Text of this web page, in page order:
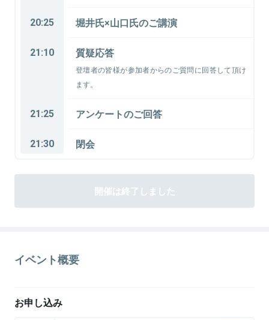
20:25 堀井氏×山口氏のご講演
21:10 質疑応答
登壇者の皆様が参加者からのご質問に回答して頂け
ます。
21:25 アンケートのご回答
21:30 閉会
開催は終了しました
イベント概要
お申し込み